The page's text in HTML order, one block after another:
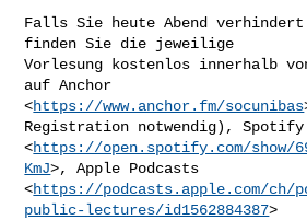
Falls Sie heute Abend
finden Sie die jeweilige
Vorlesung kostenlos innerhalb
auf Anchor
<https://www.anchor.fm/socunibas
Registration notwendig), Spotify
<https://open.spotify.com/show/
KmJ>, Apple Podcasts
<https://podcasts.apple.com/ch/
public-lectures/id1562884387>